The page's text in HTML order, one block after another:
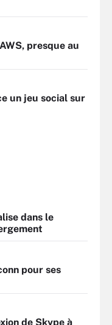
presque au
un jeu social sur
dans le
pour ses
de Skype à